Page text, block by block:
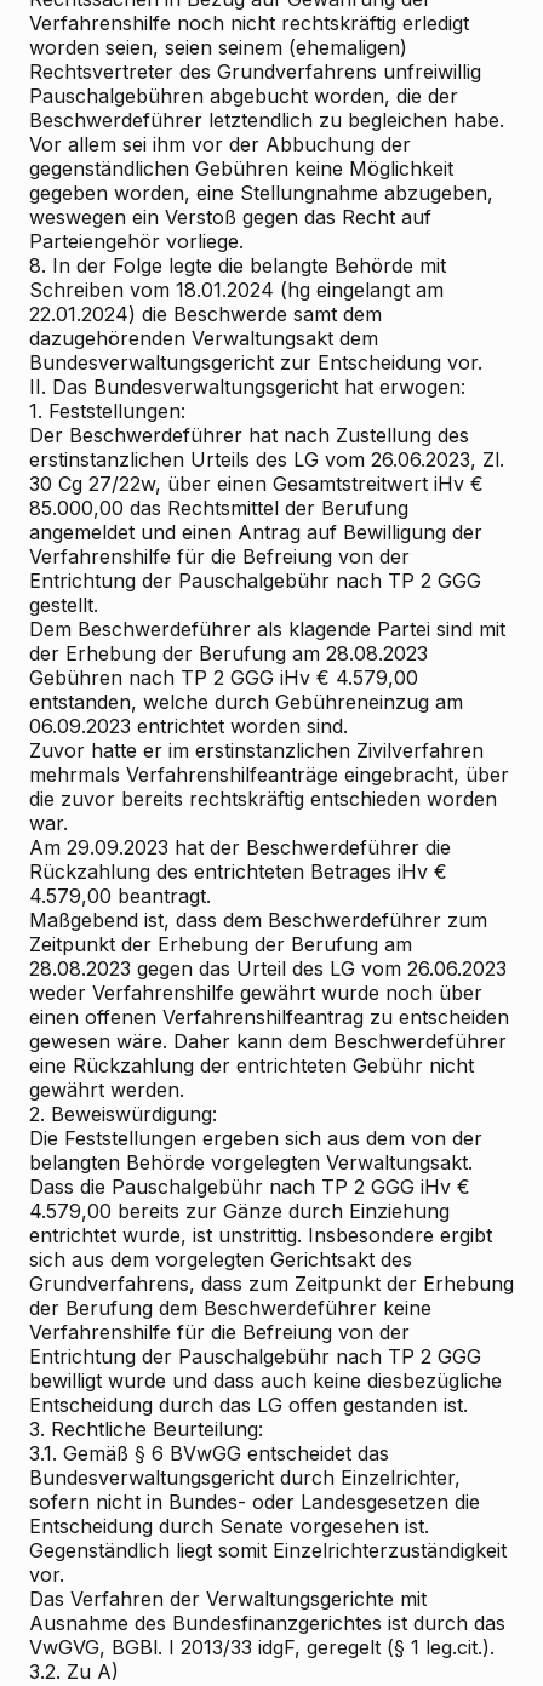
Verfahrenshilfe noch nicht rechtskräftig erledigt
worden seien, seien seinem (ehemaligen)
Rechtsvertreter des Grundverfahrens unfreiwillig
Pauschalgebühren abgebucht worden, die der
Beschwerdeführer letztendlich zu begleichen habe.
Vor allem sei ihm vor der Abbuchung der
gegenständlichen Gebühren keine Möglichkeit
gegeben worden, eine Stellungnahme abzugeben,
weswegen ein Verstoß gegen das Recht auf
Parteiengehör vorliege.
8. In der Folge legte die belangte Behörde mit
Schreiben vom 18.01.2024 (hg eingelangt am
22.01.2024) die Beschwerde samt dem
dazugehörenden Verwaltungsakt dem
Bundesverwaltungsgericht zur Entscheidung vor.
II. Das Bundesverwaltungsgericht hat erwogen:
1. Feststellungen:
Der Beschwerdeführer hat nach Zustellung des
erstinstanzlichen Urteils des LG vom 26.06.2023, Zl.
30 Cg 27/22w, über einen Gesamtstreitwert iHv €
85.000,00 das Rechtsmittel der Berufung
angemeldet und einen Antrag auf Bewilligung der
Verfahrenshilfe für die Befreiung von der
Entrichtung der Pauschalgebühr nach TP 2 GGG
gestellt.
Dem Beschwerdeführer als klagende Partei sind mit
der Erhebung der Berufung am 28.08.2023
Gebühren nach TP 2 GGG iHv € 4.579,00
entstanden, welche durch Gebühreneinzug am
06.09.2023 entrichtet worden sind.
Zuvor hatte er im erstinstanzlichen Zivilverfahren
mehrmals Verfahrenshilfeanträge eingebracht, über
die zuvor bereits rechtskräftig entschieden worden
war.
Am 29.09.2023 hat der Beschwerdeführer die
Rückzahlung des entrichteten Betrages iHv €
4.579,00 beantragt.
Maßgebend ist, dass dem Beschwerdeführer zum
Zeitpunkt der Erhebung der Berufung am
28.08.2023 gegen das Urteil des LG vom 26.06.2023
weder Verfahrenshilfe gewährt wurde noch über
einen offenen Verfahrenshilfeantrag zu entscheiden
gewesen wäre. Daher kann dem Beschwerdeführer
eine Rückzahlung der entrichteten Gebühr nicht
gewährt werden.
2. Beweiswürdigung:
Die Feststellungen ergeben sich aus dem von der
belangten Behörde vorgelegten Verwaltungsakt.
Dass die Pauschalgebühr nach TP 2 GGG iHv €
4.579,00 bereits zur Gänze durch Einziehung
entrichtet wurde, ist unstrittig. Insbesondere ergibt
sich aus dem vorgelegten Gerichtsakt des
Grundverfahrens, dass zum Zeitpunkt der Erhebung
der Berufung dem Beschwerdeführer keine
Verfahrenshilfe für die Befreiung von der
Entrichtung der Pauschalgebühr nach TP 2 GGG
bewilligt wurde und dass auch keine diesbezügliche
Entscheidung durch das LG offen gestanden ist.
3. Rechtliche Beurteilung:
3.1. Gemäß § 6 BVwGG entscheidet das
Bundesverwaltungsgericht durch Einzelrichter,
sofern nicht in Bundes- oder Landesgesetzen die
Entscheidung durch Senate vorgesehen ist.
Gegenständlich liegt somit Einzelrichterzuständigkeit
vor.
Das Verfahren der Verwaltungsgerichte mit
Ausnahme des Bundesfinanzgerichtes ist durch das
VwGVG, BGBl. I 2013/33 idgF, geregelt (§ 1 leg.cit.).
3.2. Zu A)